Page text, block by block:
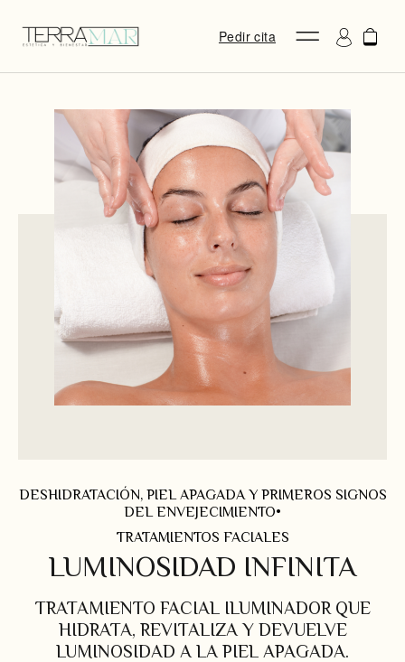
Pedir cita
DESHIDRATACIÓN, PIEL APAGADA Y PRIMEROS SIGNOS
DEL ENVEJECIMIENTO•
TRATAMIENTOS FACIALES
LUMINOSIDAD INFINITA
TRATAMIENTO FACIAL ILUMINADOR QUE
HIDRATA, REVITALIZA Y DEVUELVE
LUMINOSIDAD A LA PIEL APAGADA.